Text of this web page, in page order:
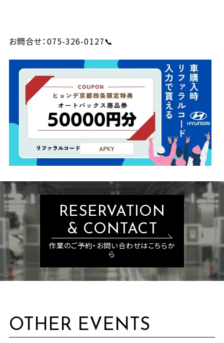
お問合せ：075-326-0127📞
RESERVATION
& CONTACT
作業のご予約・お問い合わせはこちらか
ら
OTHER EVENTS